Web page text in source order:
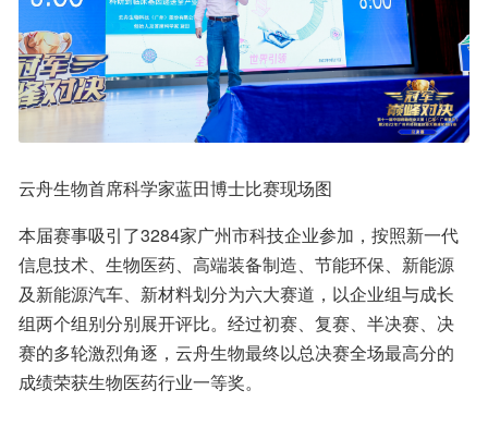
云舟生物首席科学家蓝田博士比赛现场图
本届赛事吸引了3284家广州市科技企业参加，按照新一代
信息技术、生物医药、高端装备制造、节能环保、新能源
及新能源汽车、新材料划分为六大赛道，以企业组与成长
组两个组别分别展开评比。经过初赛、复赛、半决赛、决
赛的多轮激烈角逐，云舟生物最终以总决赛全场最高分的
成绩荣获生物医药行业一等奖。